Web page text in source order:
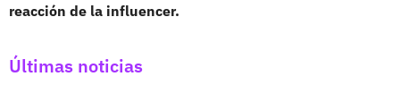
reacción de la influencer.
Últimas noticias